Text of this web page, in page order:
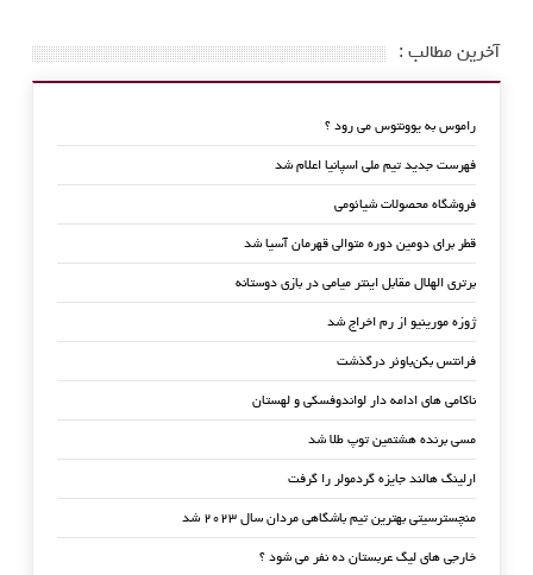
آخرین مطالب :
راموس به یوونتوس می رود ؟
فهرست جدید تیم ملی اسپانیا اعلام شد
فروشگاه محصولات شیائومی
قطر برای دومین دوره متوالی قهرمان آسیا شد
برتری الهلال مقابل اینتر میامی در بازی دوستانه
ژوزه مورینیو از رم اخراج شد
فرانتس بکن‌باوئر درگذشت
ناکامی های ادامه دار لواندوفسکی و لهستان
مسی برنده هشتمین توپ طلا شد
ارلینگ هالند جایزه گردمولر را گرفت
منچسترسیتی بهترین تیم باشگاهی مردان سال ۲۰۲۳ شد
خارجی های لیگ عربستان ده نفر می شود ؟